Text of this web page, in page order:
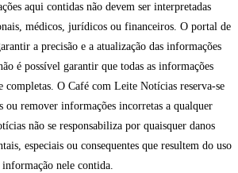
aqui contidas não devem ser interpretadas
médicos, jurídicos ou financeiros. O portal de
a precisão e a atualização das informações
é possível garantir que todas as informações
completas. O Café com Leite Notícias reserva-se
remover informações incorretas a qualquer
não se responsabiliza por quaisquer danos
especiais ou consequentes que resultem do uso
nele contida.